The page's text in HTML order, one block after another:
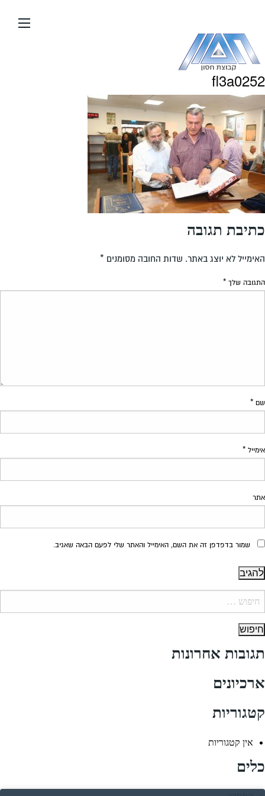
העמוד
fl3a0252
כתיבת תגובה
האימייל לא יוצג באתר. שדות החובה מסומנים *
התגובה שלך *
שם *
אימייל *
אתר
שמור בדפדפן זה את השם, האימייל והאתר שלי לפעם הבאה שאגיב.
תגובות אחרונות
ארכיונים
קטגוריות
אין קטגוריות
כלים